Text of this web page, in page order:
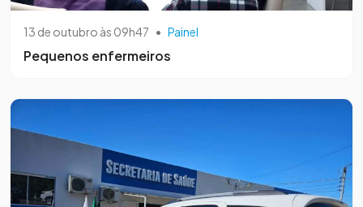
13 de outubro às 09h47 • Painel
Pequenos enfermeiros